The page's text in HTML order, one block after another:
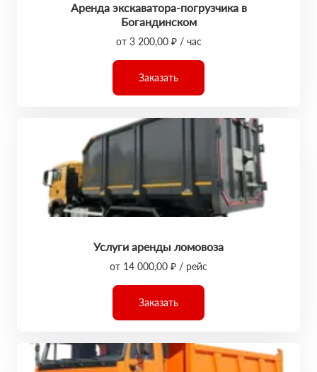
Аренда экскаватора-погрузчика в
Богандинском
от 3 200,00 ₽ / час
Заказать
Услуги аренды ломовоза
от 14 000,00 ₽ / рейс
Заказать